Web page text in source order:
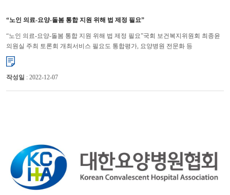
“노인 의료-요양-돌봄 통합 지원 위해 법 제정 필요”
“노인 의료-요양-돌봄 통합 지원 위해 법 제정 필요”국회 보건복지위원회 최종윤
의원실 주최 토론회 개최서비스 필요도 통합평가, 요양병원 전문화 등
명시노인들의 의료, 요양, 돌봄 요구를 효과적으로 반영하고, 통합적이...
작성일 : 2022-12-07